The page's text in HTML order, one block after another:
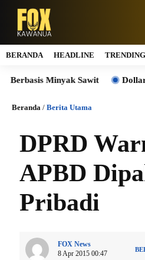
BERANDA HEADLINE TRENDING
Minyak Sawit Dollar Cost
Beranda / Berita Utama
DPRD
APBD
Pribadi
FOX News
8 Apr 2015 00:47